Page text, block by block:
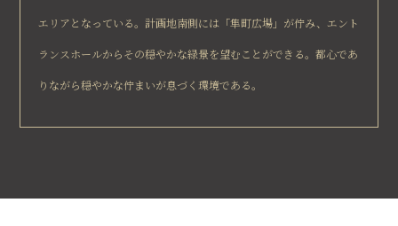
エリアとなっている。計画地南側には「隼町広場」が佇み、エント
ランスホールからその穏やかな緑景を望むことができる。都心であ
りながら穏やかな佇まいが息づく環境である。